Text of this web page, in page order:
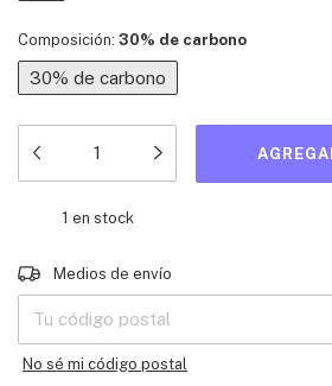
Composición: 30% de carbono
30% de carbono
1 en stock
Entregas para el CP:
Medios de envío
No sé mi código postal